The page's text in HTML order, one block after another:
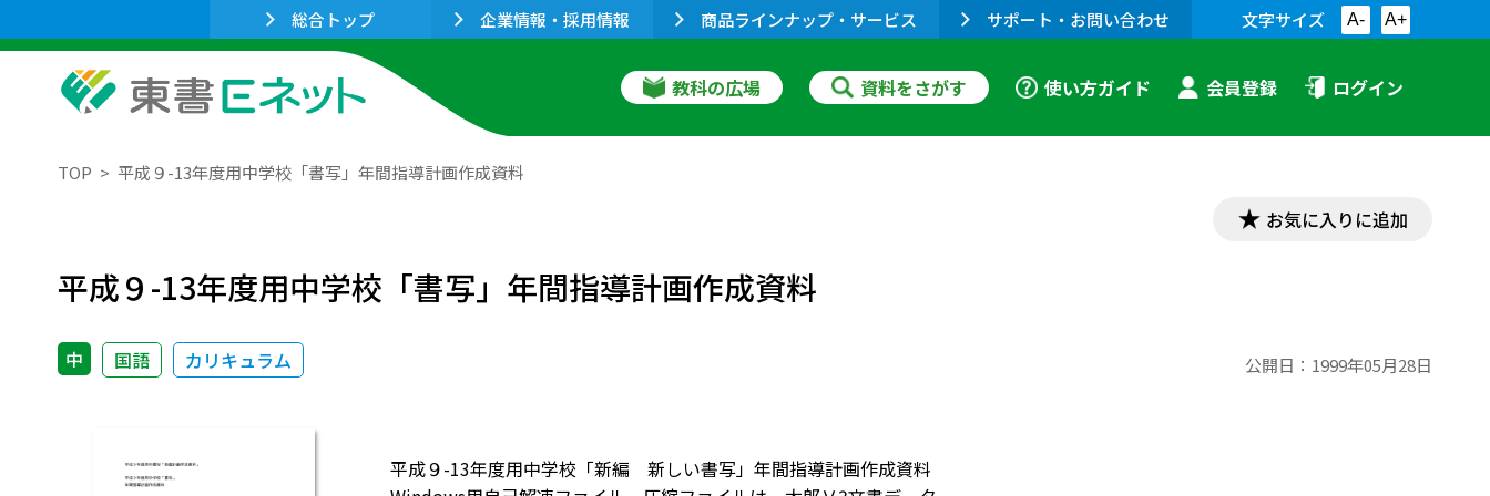
総合トップ 企業情報・採用情報 商品ラインナップ・サービス サポート・お問い合わせ 文字サイズ A- A+
教科の広場 資料をさがす 使い方ガイド 会員登録 ログイン
TOP 平成９-13年度用中学校「書写」年間指導計画作成資料
お気に入りに追加
平成９-13年度用中学校「書写」年間指導計画作成資料
中 国語 カリキュラム 公開日： 1999年05月28日
平成９-13年度用中学校「新編 新しい書写」年間指導計画作成資料